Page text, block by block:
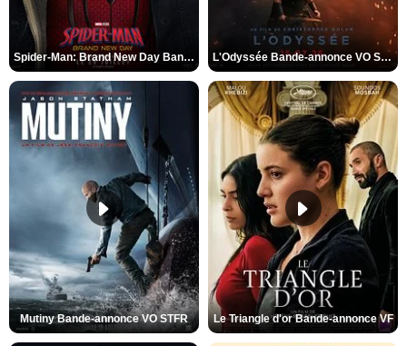
Spider-Man: Brand New Day Bande-annonce VO STFR L'Odyssée Bande-annonce VO STFR
Mutiny Bande-annonce VO STFR Le Triangle d'or Bande-annonce VF